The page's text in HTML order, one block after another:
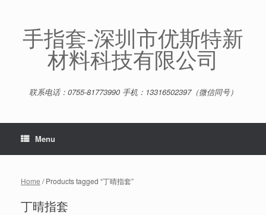
content手指套-深圳市优斯特新
材料科技有限公司
联系电话：0755-81773990 手机：13316502397（微信同号）
Menu
Home / Products tagged “丁晴指套”
丁晴指套